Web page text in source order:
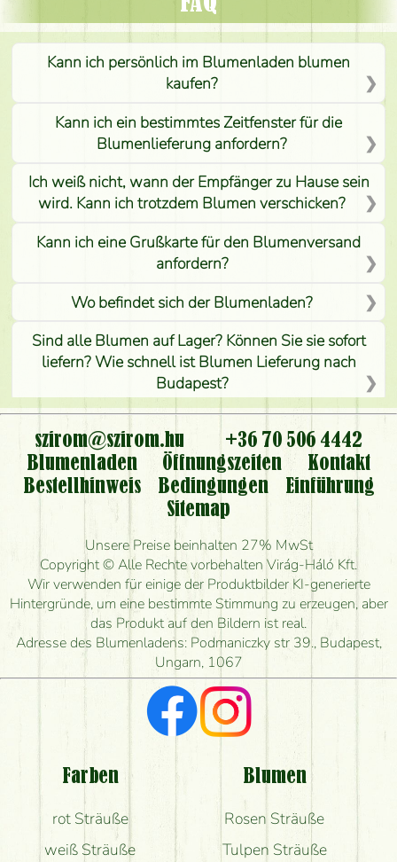
Kann ich persönlich im Blumenladen blumen
kaufen?
Kann ich ein bestimmtes Zeitfenster für die
Blumenlieferung anfordern?
Ich weiß nicht, wann der Empfänger zu Hause sein
wird. Kann ich trotzdem Blumen verschicken?
Kann ich eine Grußkarte für den Blumenversand
anfordern?
Wo befindet sich der Blumenladen?
Sind alle Blumen auf Lager? Können Sie sie sofort
liefern? Wie schnell ist Blumen Lieferung nach
Budapest?
Ist der Blumenladen non stop geöffnet?
Kann ich den bestellten Blumenstrauß persönlich
nehmen oder nur per Blumenversand?
Ist eine Bestellung für ländliche Gebiete möglich?
Wie lange kann ich heute Blumen mit Lieferung
bestellen?
Wie schnell können Sie den Blumenstrauß
herstellen und wann können Sie ihn frühestens
liefern?
Ich suche rote Rosen, hast du welche?
Welche Rückmeldungen bekomme ich zum
Bekomme ich wirklich, was auf dem Bild zu sehen
szirom@szirom.hu
+36 70 506 4442
Blumenladen
Öffnungszeiten
Kontakt
Bestellhinweis
Bedingungen
Einführung
Sitemap
Unsere Preise beinhalten 27% MwSt
Copyright © Alle Rechte vorbehalten Virág-Háló Kft.
Wir verwenden für einige der Produktbilder KI-generierte
Hintergründe, um eine bestimmte Stimmung zu erzeugen, aber
das Produkt auf den Bildern ist real.
Adresse des Blumenladens: Podmaniczky str 39., Budapest,
Ungarn, 1067
Farben
rot Sträuße
weiß Sträuße
Blumen
Rosen Sträuße
Tulpen Sträuße